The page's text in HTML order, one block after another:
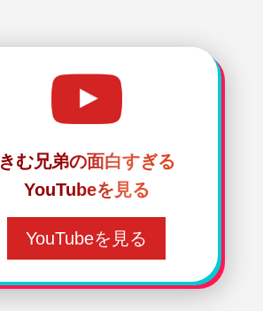
きむ兄弟の面白すぎる
YouTubeを見る
YouTubeを見る